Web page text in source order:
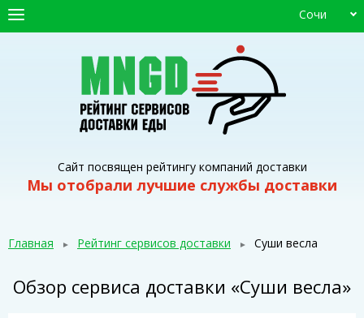
Сайт посвящен рейтингу компаний доставки
Мы отобрали лучшие службы доставки
СЕРВИСЫ ДОСТАВКИ
ПРОМОКОДЫ
СТАТЬИ
Главная Рейтинг сервисов доставки Суши весла
Обзор сервиса доставки «Суши весла»
Сочи